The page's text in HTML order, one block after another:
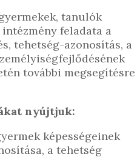
tanulók
feladata a
tehetség-azonosítás, a
további megsegítésre
nyújtjuk:
képességeinek
a tehetség